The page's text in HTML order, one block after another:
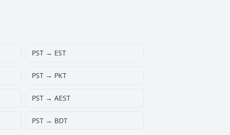
PST → EST
PST → PKT
PST → AEST
PST → BDT